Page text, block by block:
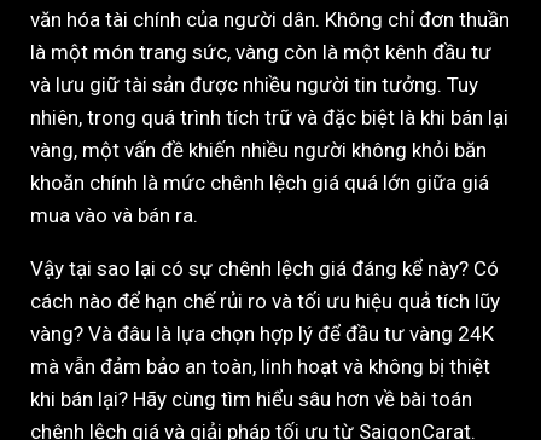
văn hóa tài chính của người dân. Không chỉ đơn thuần
là một món trang sức, vàng còn là một kênh đầu tư
và lưu giữ tài sản được nhiều người tin tưởng. Tuy
nhiên, trong quá trình tích trữ và đặc biệt là khi bán lại
vàng, một vấn đề khiến nhiều người không khỏi băn
khoăn chính là mức chênh lệch giá quá lớn giữa giá
mua vào và bán ra.
Vậy tại sao lại có sự chênh lệch giá đáng kể này? Có
cách nào để hạn chế rủi ro và tối ưu hiệu quả tích lũy
vàng? Và đâu là lựa chọn hợp lý để đầu tư vàng 24K
mà vẫn đảm bảo an toàn, linh hoạt và không bị thiệt
khi bán lại? Hãy cùng tìm hiểu sâu hơn về bài toán
chênh lệch giá và giải pháp tối ưu từ SaigonCarat.